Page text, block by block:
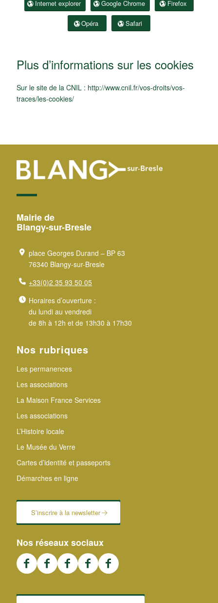
Internet explorer Google Chrome Firefox
Opéra Safari
Plus d’informations sur les cookies
Sur le site de la CNIL : http://www.cnil.fr/vos-droits/vos-
traces/les-cookies/
Mairie de
Blangy-sur-Bresle
place Georges Durand – BP 63
76340 Blangy-sur-Bresle
+33(0)2 35 93 50 05
Horaires d’ouverture :
du lundi au vendredi
de 8h à 12h et de 13h30 à 17h30
Nos rubriques
Les permanences
Les associations
La Maison France Services
Les associations
L’Histoire locale
Le Musée du Verre
Cartes d’identité et passeports
Démarches en ligne
S’inscrire à la newsletter
Nos réseaux sociaux